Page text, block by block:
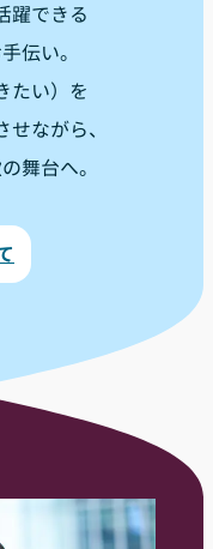
躍できる
伝い。
たい）を
ながら、
舞台へ。